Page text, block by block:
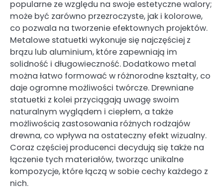
popularne ze względu na swoje estetyczne walory;
może być zarówno przezroczyste, jak i kolorowe,
co pozwala na tworzenie efektownych projektów.
Metalowe statuetki wykonuje się najczęściej z
brązu lub aluminium, które zapewniają im
solidność i długowieczność. Dodatkowo metal
można łatwo formować w różnorodne kształty, co
daje ogromne możliwości twórcze. Drewniane
statuetki z kolei przyciągają uwagę swoim
naturalnym wyglądem i ciepłem, a także
możliwością zastosowania różnych rodzajów
drewna, co wpływa na ostateczny efekt wizualny.
Coraz częściej producenci decydują się także na
łączenie tych materiałów, tworząc unikalne
kompozycje, które łączą w sobie cechy każdego z
nich.